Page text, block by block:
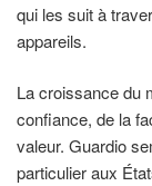
qui les suit à
appareils.
La croissance du
confiance, de la
valeur. Guardio
particulier aux